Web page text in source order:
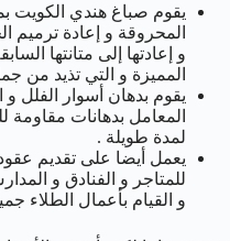
يقوم صباغ هندي الكويت
المحروقة و إعادة ترميم
و إعادتها إلى متانتها
المميزة و التي تذيد من
يقوم بدهان أسوار الفلل
المعامل بدهانات مقاومة
لمدة طويلة .
يعمل أيضا على تقديم
للمتاجر و الفنادق و
و القيام بأعمال الطلاء